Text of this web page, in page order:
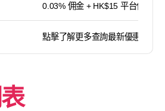
0.03% 佣金 + HK$15 平台使用費
點擊了解更多查詢最新優惠